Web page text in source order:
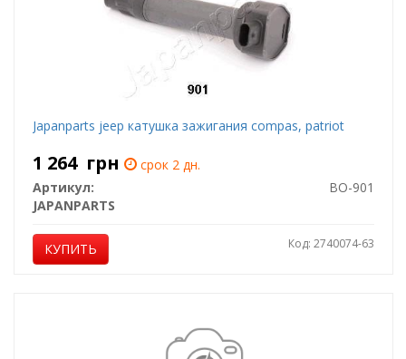
Japanparts jeep катушка зажигания compas, patriot
1 264 грн
срок 2 дн.
Артикул:
BO-901
JAPANPARTS
КУПИТЬ Код: 2740074-63